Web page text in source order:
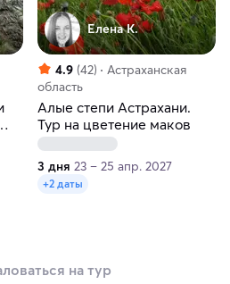
Елена К.
4.9 (42)
Астраханская
область
Алые степи Астрахани.
Тур на цветение маков
3 дня 23 – 25 апр. 2027
+2 даты
на тур